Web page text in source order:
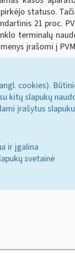
statuso.
21 proc.
terminalų
įrašomi į
cookies).
kitų slapukų
įrašytus
ir įgalina
svetainė